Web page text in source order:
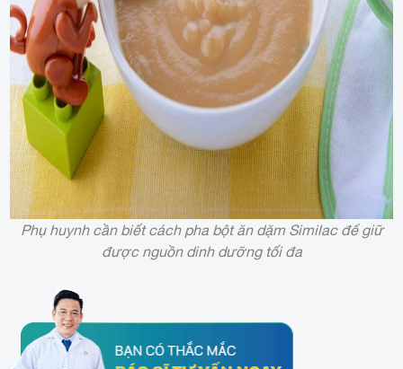
Phụ huynh cần biết cách pha bột ăn dặm Similac để giữ
được nguồn dinh dưỡng tối đa